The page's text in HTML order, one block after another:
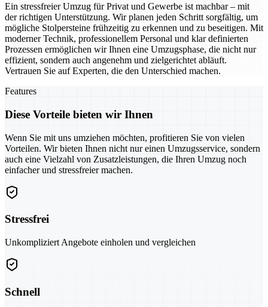
Ein stressfreier Umzug für Privat und Gewerbe ist machbar – mit
der richtigen Unterstützung. Wir planen jeden Schritt sorgfältig, um
mögliche Stolpersteine frühzeitig zu erkennen und zu beseitigen. Mit
moderner Technik, professionellem Personal und klar definierten
Prozessen ermöglichen wir Ihnen eine Umzugsphase, die nicht nur
effizient, sondern auch angenehm und zielgerichtet abläuft.
Vertrauen Sie auf Experten, die den Unterschied machen.
Features
Diese Vorteile bieten wir Ihnen
Wenn Sie mit uns umziehen möchten, profitieren Sie von vielen
Vorteilen. Wir bieten Ihnen nicht nur einen Umzugsservice, sondern
auch eine Vielzahl von Zusatzleistungen, die Ihren Umzug noch
einfacher und stressfreier machen.
Stressfrei
Unkompliziert Angebote einholen und vergleichen
Schnell